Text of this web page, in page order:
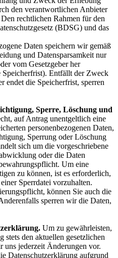
den verantwortlichen Anbieter
rechtlichen Rahmen für den
(BDSG) und das
Daten speichern wir gemäß
und Datensparsamkeit nur
vom Gesetzgeber her
Speicherfrist). Entfällt der Zweck
endet die Speicherfrist, sperren
Sperre, Löschung und
auf Antrag unentgeltlich eine
personenbezogenen Daten,
Sperrung oder Löschung
sich um die vorgeschriebene
oder die Daten
Um eine
zu können, ist es erforderlich,
Sperrdatei vorzuhalten.
können Sie auch die
sperren wir die Daten,
Um zu gewährleisten,
stets den aktuellen gesetzlichen
uns jederzeit Änderungen vor.
Datenschutzerklärung aufgrund